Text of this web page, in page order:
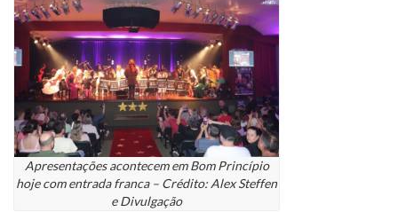
Apresentações acontecem em Bom Princípio
hoje com entrada franca – Crédito: Alex Steffen
e Divulgação